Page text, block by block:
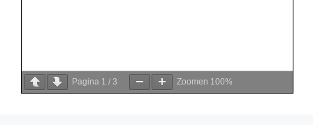
Pagina 1 / 3 Zoomen 100%